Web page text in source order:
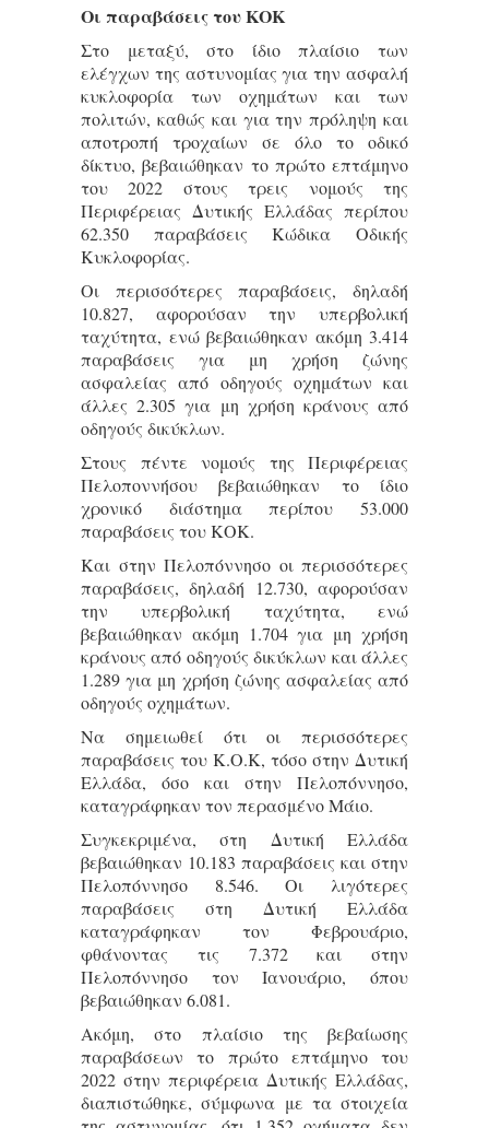
Οι παραβάσεις του ΚΟΚ
Στο μεταξύ, στο ίδιο πλαίσιο των
ελέγχων της αστυνομίας για την ασφαλή
κυκλοφορία των οχημάτων και των
πολιτών, καθώς και για την πρόληψη και
αποτροπή τροχαίων σε όλο το οδικό
δίκτυο, βεβαιώθηκαν το πρώτο επτάμηνο
του 2022 στους τρεις νομούς της
Περιφέρειας Δυτικής Ελλάδας περίπου
62.350 παραβάσεις Κώδικα Οδικής
Κυκλοφορίας.
Οι περισσότερες παραβάσεις, δηλαδή
10.827, αφορούσαν την υπερβολική
ταχύτητα, ενώ βεβαιώθηκαν ακόμη 3.414
παραβάσεις για μη χρήση ζώνης
ασφαλείας από οδηγούς οχημάτων και
άλλες 2.305 για μη χρήση κράνους από
οδηγούς δικύκλων.
Στους πέντε νομούς της Περιφέρειας
Πελοποννήσου βεβαιώθηκαν το ίδιο
χρονικό διάστημα περίπου 53.000
παραβάσεις του ΚΟΚ.
Και στην Πελοπόννησο οι περισσότερες
παραβάσεις, δηλαδή 12.730, αφορούσαν
την υπερβολική ταχύτητα, ενώ
βεβαιώθηκαν ακόμη 1.704 για μη χρήση
κράνους από οδηγούς δικύκλων και άλλες
1.289 για μη χρήση ζώνης ασφαλείας από
οδηγούς οχημάτων.
Να σημειωθεί ότι οι περισσότερες
παραβάσεις του Κ.Ο.Κ, τόσο στην Δυτική
Ελλάδα, όσο και στην Πελοπόννησο,
καταγράφηκαν τον περασμένο Μάιο.
Συγκεκριμένα, στη Δυτική Ελλάδα
βεβαιώθηκαν 10.183 παραβάσεις και στην
Πελοπόννησο 8.546. Οι λιγότερες
παραβάσεις στη Δυτική Ελλάδα
καταγράφηκαν τον Φεβρουάριο,
φθάνοντας τις 7.372 και στην
Πελοπόννησο τον Ιανουάριο, όπου
βεβαιώθηκαν 6.081.
Ακόμη, στο πλαίσιο της βεβαίωσης
παραβάσεων το πρώτο επτάμηνο του
2022 στην περιφέρεια Δυτικής Ελλάδας,
διαπιστώθηκε, σύμφωνα με τα στοιχεία